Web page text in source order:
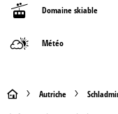
Domaine skiable
Météo
P Autriche